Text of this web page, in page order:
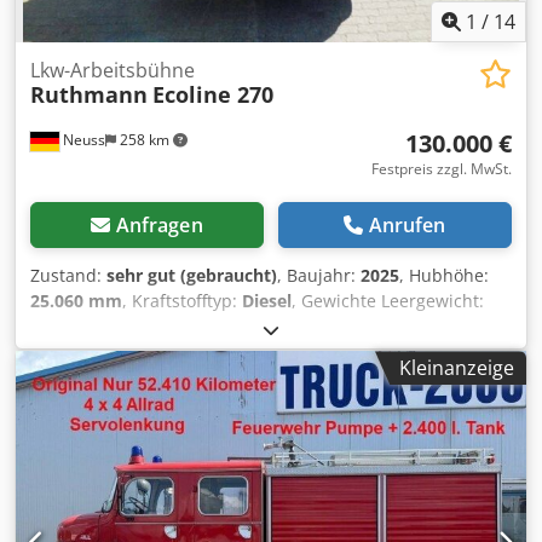
1 / 14
Neuss 258 km
Lkw-Arbeitsbühne
Ruthmann Ecoline 270
130.000 €
Festpreis zzgl. MwSt.
Anfragen Anrufen
Zustand: sehr gut (gebraucht), Baujahr: 2025, Hubhöhe:
25.060 mm, Kraftstofftyp: Diesel, Gewichte Leergewicht:
3.332 kg Funktionell Hubkapazität: 230 kg Arbeitshöhe:
2.706 cm Arbeitsbreite: 236 cm Abmessungen des
Laderaums: 749 x 236 x 307 cm CE-Kennzeichnung: ja
Zustand Technischer Zustand: sehr gut Optischer Zustand:
sehr gut Weitere Informationen Lieferbedingungen: EXW
Chedpfx Agozqd D Serea Max. horizontale Reichweite:
1584 m Max. Ausschlag der Arbeitsbühne in Grad: 440
Produktionsland: IT Weitere Informationen Wenden Sie
sich an Christian Theißen, um weitere Informationen zu
Kleinanzeige